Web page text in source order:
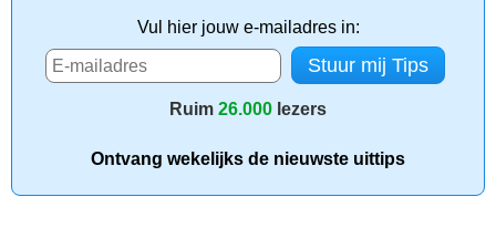
Vul hier jouw e-mailadres in:
Ruim 26.000 lezers
Ontvang wekelijks de nieuwste uittips